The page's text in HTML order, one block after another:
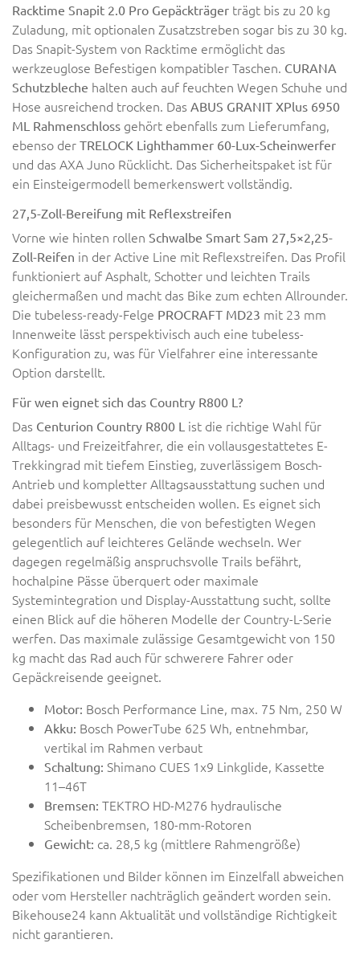
Racktime Snapit 2.0 Pro Gepäckträger trägt bis zu 20 kg
Zuladung, mit optionalen Zusatzstreben sogar bis zu 30 kg.
Das Snapit-System von Racktime ermöglicht das
werkzeuglose Befestigen kompatibler Taschen. CURANA
Schutzbleche halten auch auf feuchten Wegen Schuhe und
Hose ausreichend trocken. Das ABUS GRANIT XPlus 6950
ML Rahmenschloss gehört ebenfalls zum Lieferumfang,
ebenso der TRELOCK Lighthammer 60-Lux-Scheinwerfer
und das AXA Juno Rücklicht. Das Sicherheitspaket ist für
ein Einsteigermodell bemerkenswert vollständig.
27,5-Zoll-Bereifung mit Reflexstreifen
Vorne wie hinten rollen Schwalbe Smart Sam 27,5×2,25-
Zoll-Reifen in der Active Line mit Reflexstreifen. Das Profil
funktioniert auf Asphalt, Schotter und leichten Trails
gleichermaßen und macht das Bike zum echten Allrounder.
Die tubeless-ready-Felge PROCRAFT MD23 mit 23 mm
Innenweite lässt perspektivisch auch eine tubeless-
Konfiguration zu, was für Vielfahrer eine interessante
Option darstellt.
Für wen eignet sich das Country R800 L?
Das Centurion Country R800 L ist die richtige Wahl für
Alltags- und Freizeitfahrer, die ein vollausgestattetes E-
Trekkingrad mit tiefem Einstieg, zuverlässigem Bosch-
Antrieb und kompletter Alltagsausstattung suchen und
dabei preisbewusst entscheiden wollen. Es eignet sich
besonders für Menschen, die von befestigten Wegen
gelegentlich auf leichteres Gelände wechseln. Wer
dagegen regelmäßig anspruchsvolle Trails befährt,
hochalpine Pässe überquert oder maximale
Systemintegration und Display-Ausstattung sucht, sollte
einen Blick auf die höheren Modelle der Country-L-Serie
werfen. Das maximale zulässige Gesamtgewicht von 150
kg macht das Rad auch für schwerere Fahrer oder
Gepäckreisende geeignet.
Motor: Bosch Performance Line, max. 75 Nm, 250 W
Akku: Bosch PowerTube 625 Wh, entnehmbar,
vertikal im Rahmen verbaut
Schaltung: Shimano CUES 1x9 Linkglide, Kassette
11–46T
Bremsen: TEKTRO HD-M276 hydraulische
Scheibenbremsen, 180-mm-Rotoren
Gewicht: ca. 28,5 kg (mittlere Rahmengröße)
Spezifikationen und Bilder können im Einzelfall abweichen
oder vom Hersteller nachträglich geändert worden sein.
Bikehouse24 kann Aktualität und vollständige Richtigkeit
nicht garantieren.